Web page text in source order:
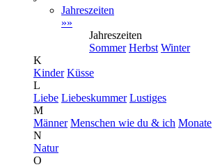
Jahreszeiten
»»
Jahreszeiten
Sommer Herbst Winter
K
Kinder Küsse
L
Liebe Liebeskummer Lustiges
M
Männer Menschen wie du & ich Monate
N
Natur
O